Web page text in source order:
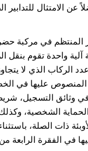
عن الامتثال للتدابير
المنتظم في مركبة
واحدة تقوم بنقل
الركاب الذي لا
عليها في
وثائق التسجيل،
الشخصية، وكذلك
ذات الصلة،
في الفقرة الرابعة